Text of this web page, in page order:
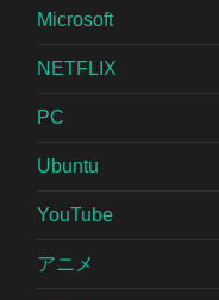
Microsoft
NETFLIX
PC
Ubuntu
YouTube
アニメ